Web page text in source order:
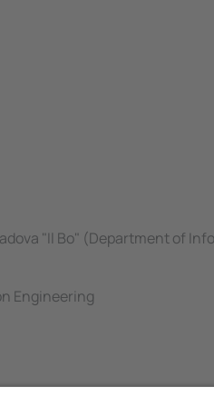
"Il Bo" (Department of
Engineering